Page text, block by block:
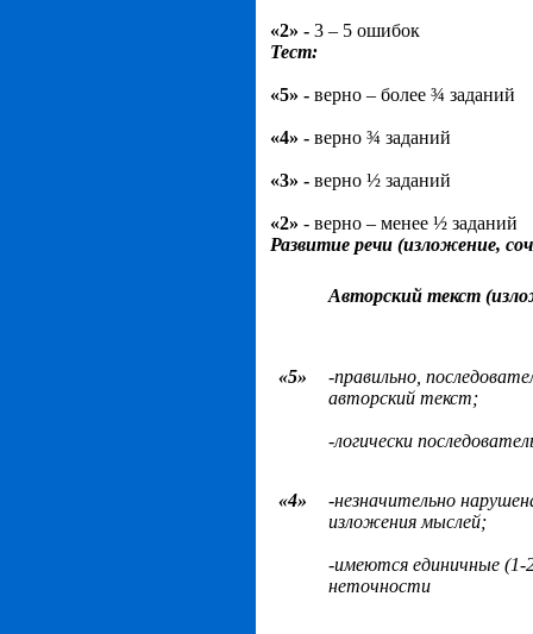
«2» - 3 – 5 ошибок
Тест:
«5» - верно – более ¾ заданий
«4» - верно ¾ заданий
«3» - верно ½ заданий
«2» - верно – менее ½ заданий
Развитие речи (изложение,
Авторский текст
«5»
-правильно,
авторский текст;
-логически
«4»
-незначительно
изложения мыслей;
-имеются единичные (1-
неточности